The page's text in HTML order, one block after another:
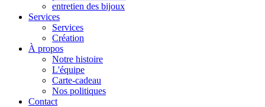
entretien des bijoux
Services
Services
Création
À propos
Notre histoire
L'équipe
Carte-cadeau
Nos politiques
Contact